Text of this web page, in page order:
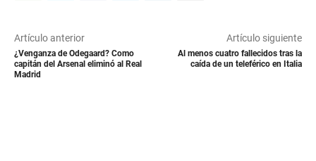
Artículo anterior
¿Venganza de Odegaard? Como
capitán del Arsenal eliminó al Real
Madrid
Artículo siguiente
Al menos cuatro fallecidos tras la
caída de un teleférico en Italia